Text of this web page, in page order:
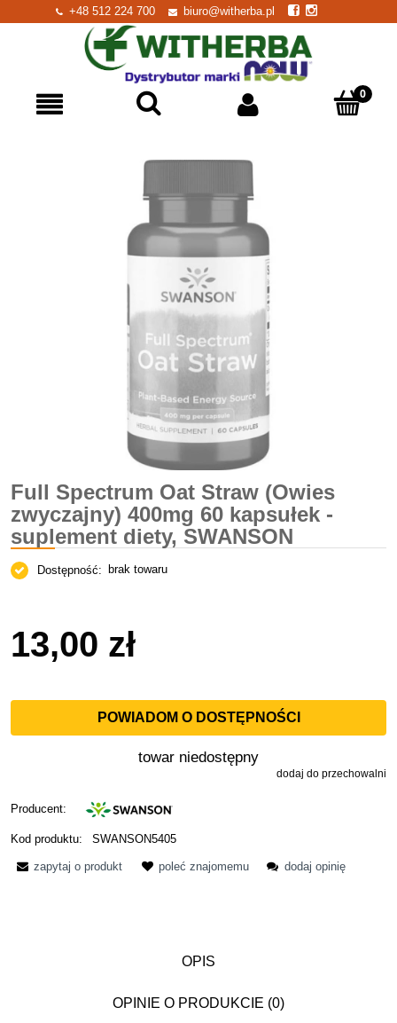
+48 512 224 700 biuro@witherba.pl
Full Spectrum Oat Straw (Owies
zwyczajny) 400mg 60 kapsułek -
suplement diety, SWANSON
Dostępność: brak towaru
13,00 zł
POWIADOM O DOSTĘPNOŚCI
towar niedostępny
dodaj do przechowalni
Producent:
Kod produktu: SWANSON5405
zapytaj o produkt poleć znajomemu dodaj opinię
OPIS
OPINIE O PRODUKCIE (0)